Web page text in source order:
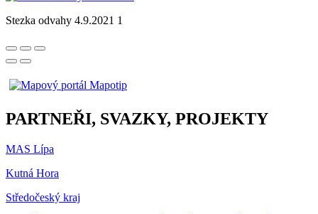
Stezka odvahy 4.9.2021 1
PARTNEŘI, SVAZKY, PROJEKTY
MAS Lípa
Kutná Hora
Středočeský kraj